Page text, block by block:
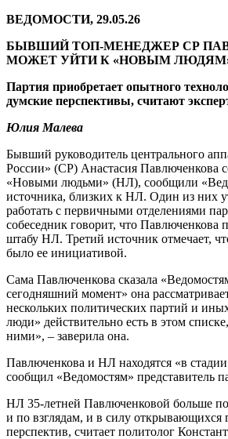
ВЕДОМОСТИ, 29.05.26
БЫВШИЙ ТОП-МЕНЕДЖЕР СР
МОЖЕТ УЙТИ К «НОВЫМ
Партия приобретает опытного
думские перспективы, считают
Юлия Малева
Бывший руководитель центрального
России» (СР) Анастасия Павлюченкова
«Новыми людьми» (НЛ), сообщили
источника, близких к НЛ. Один из них
работать с первичными отделениями
собеседник говорит, что Павлюченкова
штабу НЛ. Третий источник отмечает,
было ее инициативой.
Сама Павлюченкова сказала
сегодняшний момент» она
нескольких политических партий и
люди» действительно есть в этом
ними», – заверила она.
Павлюченкова и НЛ находятся «в
сообщил «Ведомостям» представитель
НЛ 35-летней Павлюченковой больше
и по взглядам, и в силу открывающихся
перспектив, считает политолог